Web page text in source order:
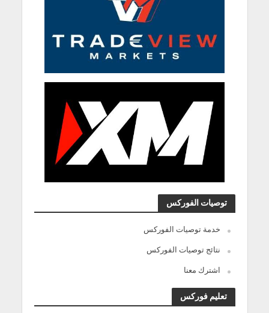
توصيات الفوركس
خدمة توصيات الفوركس
نتائج توصيات الفوركس
اشترك معنا
تعليم فوركس